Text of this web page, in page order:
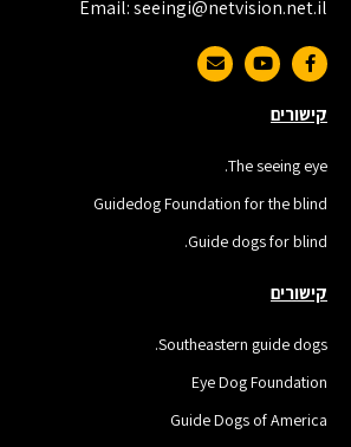
Email: seeingi@netvision.net.il
קישורים
The seeing eye.
Guidedog Foundation for the blind
Guide dogs for blind.
קישורים
Southeastern guide dogs.
Eye Dog Foundation
Guide Dogs of America